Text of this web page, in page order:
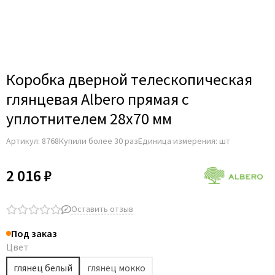
Коробка дверной телескопическая
глянцевая Albero прямая с
уплотнителем 28x70 мм
Артикул: 8768Купили более 30 разЕдиница измерения: шт
2 016 ₽
Оставить отзыв
Под заказ
Цвет
глянец белый
глянец мокко